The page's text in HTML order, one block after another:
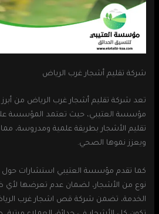
شركة تقليم أشجار غرب الرياض
تعد شركة تقليم أشجار غرب الرياض من أبرز
مؤسسة العتيبي، حيث تعتمد المؤسسة
تقليم الأشجار بطريقة علمية ومدروسة،
ويعزز نموها الصحي.
كما تقدم مؤسسة العتيبي استشارات حول
نوع من الأشجار، لضمان عدم تعرضها لأي
الخدمة، تضمن شركة قص اشجار غرب